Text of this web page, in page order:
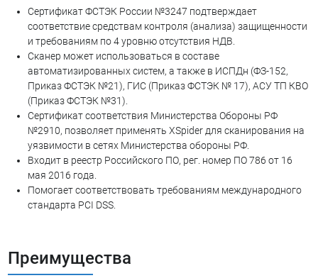
Сертификат ФСТЭК России №3247 подтверждает
соответствие средствам контроля (анализа) защищенности
и требованиям по 4 уровню отсутствия НДВ.
Сканер может использоваться в составе
автоматизированных систем, а также в ИСПДн (ФЗ-152,
Приказ ФСТЭК №21), ГИС (Приказ ФСТЭК № 17), АСУ ТП КВО
(Приказ ФСТЭК №31).
Сертификат соответствия Министерства Обороны РФ
№2910, позволяет применять XSpider для сканирования на
уязвимости в сетях Министерства обороны РФ.
Входит в реестр Российского ПО, рег. номер ПО 786 от 16
мая 2016 года.
Помогает соответствовать требованиям международного
стандарта PCI DSS.
Преимущества